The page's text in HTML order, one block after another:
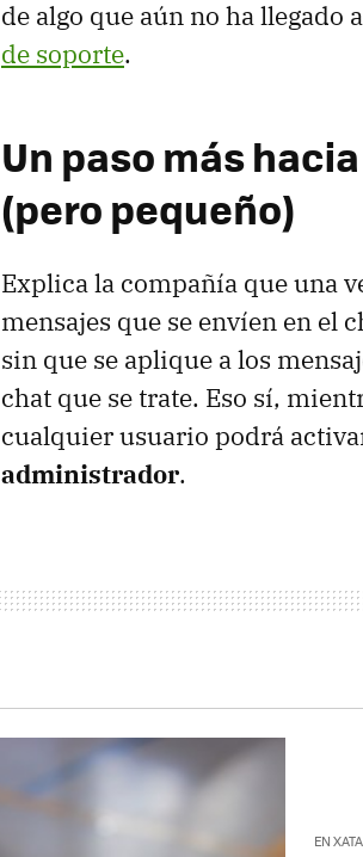
de algo que aún no ha llegado
de soporte.
Un paso más
(pero pequeño)
Explica la compañía que una
mensajes que se envíen en el
sin que se aplique a los
chat que se trate. Eso sí,
cualquier usuario podrá
administrador.
EN